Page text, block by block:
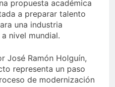
propuesta académica
a preparar talento
una industria
nivel mundial.
José Ramón Holguín,
representa un paso
de modernización